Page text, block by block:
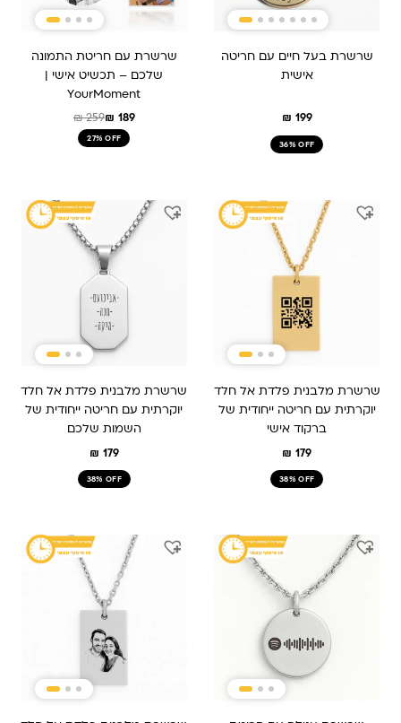
שרשרת בעל חיים עם חריטה
אישית
₪ 199
36% OFF
שרשרת עם חריטת התמונה
שלכם – תכשיט אישי |
YourMoment
₪259₪ 189
27% OFF
שרשרת מלבנית פלדת אל חלד
יוקרתית עם חריטה ייחודית של
ברקוד אישי
₪ 179
38% OFF
שרשרת מלבנית פלדת אל חלד
יוקרתית עם חריטה ייחודית של
השמות שלכם
₪ 179
38% OFF